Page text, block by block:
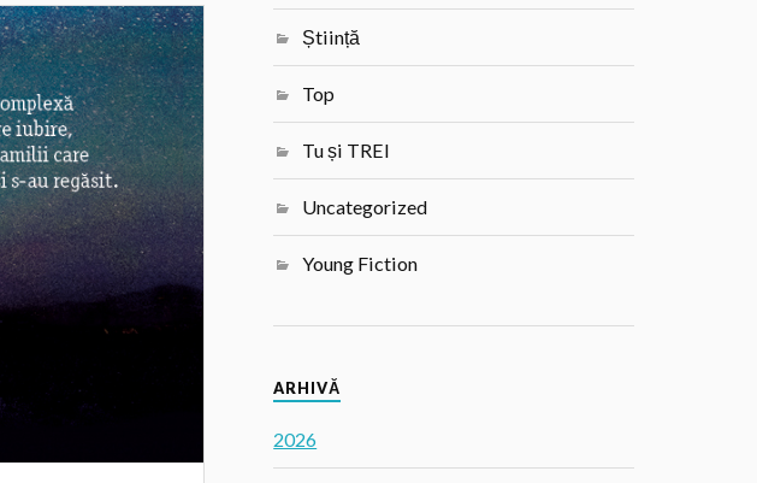
Știință
Top
Tu și TREI
Uncategorized
Young Fiction
ARHIVĂ
2026